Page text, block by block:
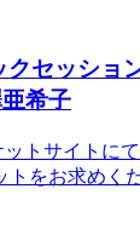
クセッショ
希子
トサイトに
をお求めく